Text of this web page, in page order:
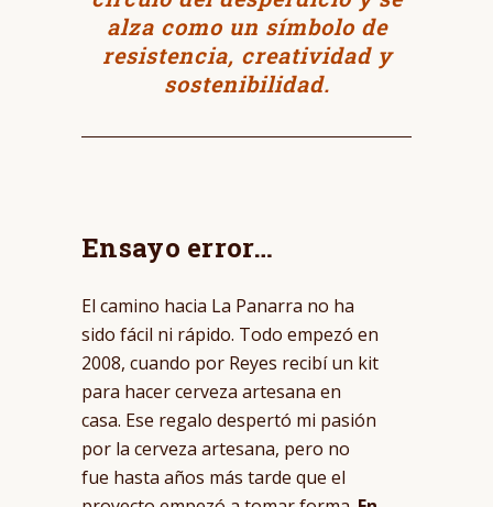
alza como un símbolo de
resistencia, creatividad y
sostenibilidad.
Ensayo error…
El camino hacia La Panarra no ha
sido fácil ni rápido. Todo empezó en
2008, cuando por Reyes recibí un kit
para hacer cerveza artesana en
casa. Ese regalo despertó mi pasión
por la cerveza artesana, pero no
fue hasta años más tarde que el